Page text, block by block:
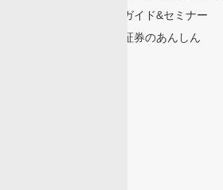
投資ガイド&セミナー
楽天証券のあんしん